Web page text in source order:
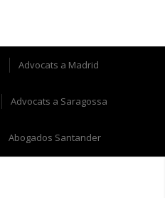
Advocats a Madrid
Advocats a Saragossa
Abogados Santander